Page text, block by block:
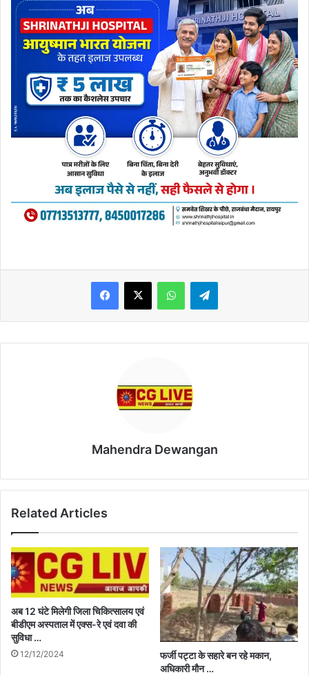
WhatsAppTelegram
Mahendra Dewangan
Related Articles
अब 12 घंटे मिलेगी जिला चिकित्सालय एवं
बीडीएम अस्पताल में एक्स-रे एवं दवा की
सुविधा …
12/12/2024
फर्जी पट्टा के सहारे बन रहे मकान,
अधिकारी मौन …